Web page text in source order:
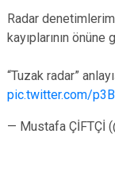
Radar
kayıplarının önüne
“Tuzak radar”
pic.twitter.com/
— Mustafa ÇİFTÇİ